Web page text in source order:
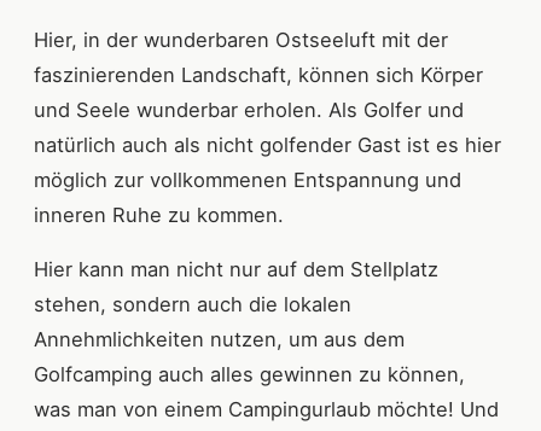
Hier, in der wunderbaren Ostseeluft mit der
faszinierenden Landschaft, können sich Körper
und Seele wunderbar erholen. Als Golfer und
natürlich auch als nicht golfender Gast ist es hier
möglich zur vollkommenen Entspannung und
inneren Ruhe zu kommen.
Hier kann man nicht nur auf dem Stellplatz
stehen, sondern auch die lokalen
Annehmlichkeiten nutzen, um aus dem
Golfcamping auch alles gewinnen zu können,
was man von einem Campingurlaub möchte! Und